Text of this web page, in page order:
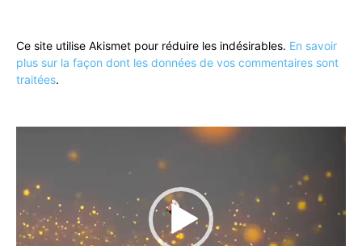
Ce site utilise Akismet pour réduire les indésirables. En savoir
plus sur la façon dont les données de vos commentaires sont
traitées.